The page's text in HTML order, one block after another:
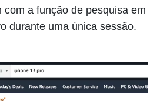
com a função de pesquisa em
durante uma única sessão.